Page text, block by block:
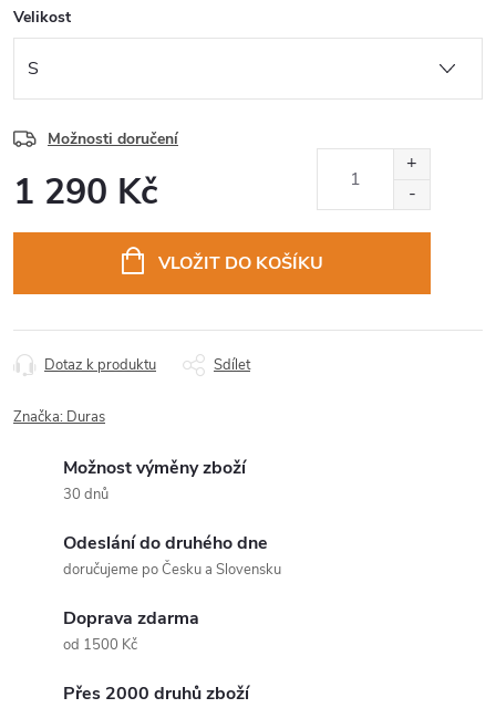
Velikost
Možnosti doručení
1 290 Kč
VLOŽIT DO KOŠÍKU
Dotaz k produktu Sdílet
Značka: Duras
Možnost výměny zboží
30 dnů
Odeslání do druhého dne
doručujeme po Česku a Slovensku
Doprava zdarma
od 1500 Kč
Přes 2000 druhů zboží